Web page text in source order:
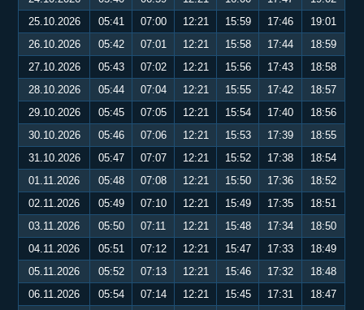
25.10.2026
05:41 07:00 12:21 15:59 17:46
19:01
26.10.2026
05:42 07:01 12:21 15:58 17:44
18:59
27.10.2026
05:43 07:02 12:21 15:56 17:43
18:58
28.10.2026
05:44 07:04 12:21 15:55 17:42
18:57
29.10.2026
05:45 07:05 12:21 15:54 17:40
18:56
30.10.2026
05:46 07:06 12:21 15:53 17:39
18:55
31.10.2026
05:47 07:07 12:21 15:52 17:38
18:54
01.11.2026
05:48 07:08 12:21 15:50 17:36
18:52
02.11.2026
05:49 07:10 12:21 15:49 17:35
18:51
03.11.2026
05:50 07:11 12:21 15:48 17:34
18:50
04.11.2026
05:51 07:12 12:21 15:47 17:33
18:49
05.11.2026
05:52 07:13 12:21 15:46 17:32
18:48
06.11.2026
05:54 07:14 12:21 15:45 17:31 18:47